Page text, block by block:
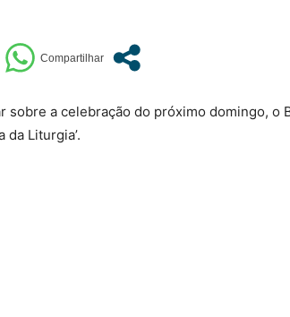
sobre a celebração do próximo domingo, o
da Liturgia’.